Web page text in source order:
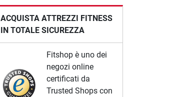
ACQUISTA ATTREZZI FITNESS
IN TOTALE SICUREZZA
Fitshop è uno dei
negozi online
certificati da
Trusted Shops con